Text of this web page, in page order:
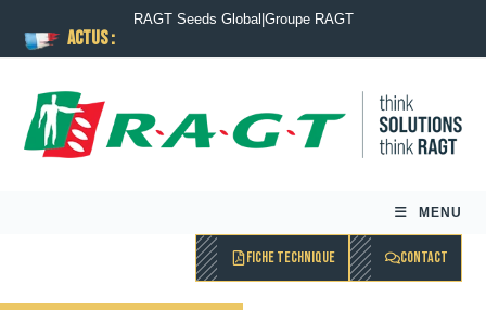
ACTUS :
RAGT Seeds Global Groupe RAGT
MENU
FICHE TECHNIQUE CONTACT